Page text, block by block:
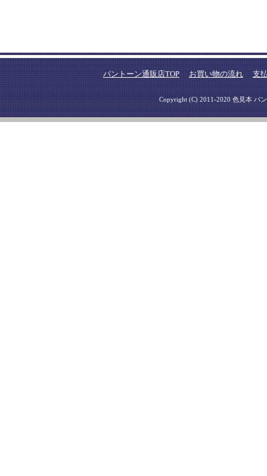
パントーン通販店TOP お買い物の流れ 支
Copyright (C) 2011-2020 色見本 パ